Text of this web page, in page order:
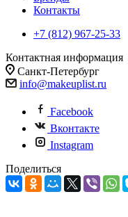
Контакты
+7 (812) 967-25-33
Контактная информация
Санкт-Петербург
info@makeuplist.ru
Facebook
Вконтакте
Instagram
Поделиться